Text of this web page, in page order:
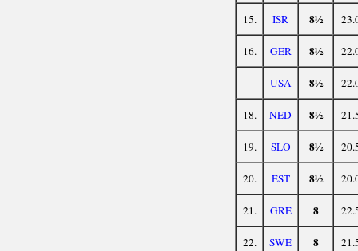
15. ISR 8½
16. GER 8½
USA 8½
18. NED 8½
19. SLO 8½
20. EST 8½
21. GRE 8
22. SWE 8